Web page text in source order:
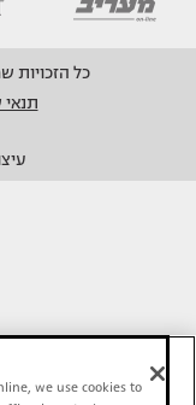
כל הזכויות שמורות © 2014
תנאי
we use cookies to